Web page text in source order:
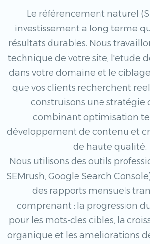
Le référencement naturel
investissement a long terme
résultats durables. Nous
technique de votre site, l'etude
dans votre domaine et le
que vos clients recherchent
construisons une stratégie
combinant optimisation
développement de contenu et
de haute qualité.
Nous utilisons des outils
SEMrush, Google Search
des rapports mensuels
comprenant : la progression
pour les mots-cles cibles, la
organique et les ameliorations